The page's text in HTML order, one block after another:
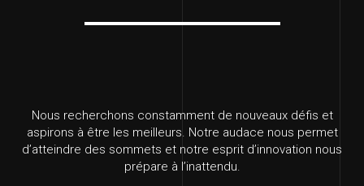
Nous recherchons constamment de nouveaux défis et
aspirons à être les meilleurs. Notre audace nous permet
d’atteindre des sommets et notre esprit d’innovation nous
prépare à l’inattendu.